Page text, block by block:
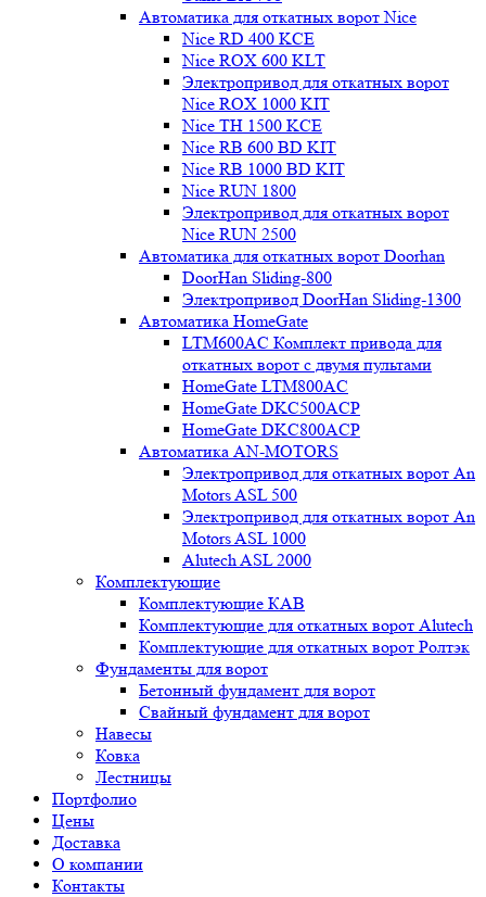
Автоматика для откатных ворот Nice
Nice RD 400 KCE
Nice ROX 600 KLT
Электропривод для откатных ворот
Nice ROX 1000 KIT
Nice TH 1500 KCE
Nice RB 600 BD KIT
Nice RB 1000 BD KIT
Nice RUN 1800
Электропривод для откатных ворот
Nice RUN 2500
Автоматика для откатных ворот Doorhan
DoorHan Sliding-800
Электропривод DoorHan Sliding-1300
Автоматика HomeGate
LTM600AC Комплект привода для
откатных ворот с двумя пультами
HomeGate LTM800AC
HomeGate DKC500ACP
HomeGate DKC800ACP
Автоматика AN-MOTORS
Электропривод для откатных ворот An
Motors ASL 500
Электропривод для откатных ворот An
Motors ASL 1000
Alutech ASL 2000
Комплектующие
Комплектующие КАВ
Комплектующие для откатных ворот Alutech
Комплектующие для откатных ворот Ролтэк
Фундаменты для ворот
Бетонный фундамент для ворот
Свайный фундамент для ворот
Навесы
Ковка
Лестницы
Портфолио
Цены
Доставка
О компании
Контакты